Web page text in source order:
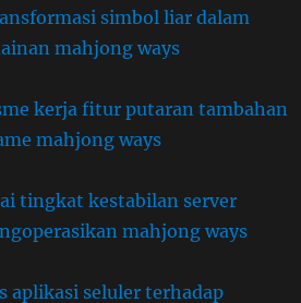
simbol liar dalam
mahjong ways
kerja fitur putaran tambahan
mahjong ways
tingkat kestabilan server
mahjong ways
aplikasi seluler terhadap